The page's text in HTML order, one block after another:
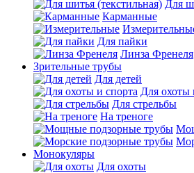
Для
Карманные
Для пайки
Линза Френеля
Зрительные трубы
Для детей
Для охоты
Для стрельбы
На треноге
Монокуляры
Для охоты